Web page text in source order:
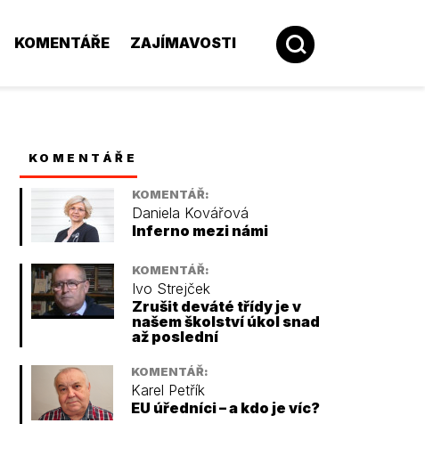
KOMENTÁŘE ZAJÍMAVOSTI
KOMENTÁŘE
KOMENTÁŘ:
Daniela Kovářová
Inferno mezi námi
KOMENTÁŘ:
Ivo Strejček
Zrušit deváté třídy je v
našem školství úkol snad
až poslední
KOMENTÁŘ:
Karel Petřík
EU úředníci – a kdo je víc?